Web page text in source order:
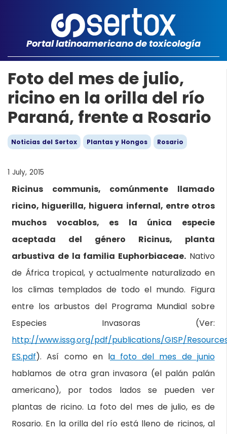
Portal latinoamericano de toxicología
Foto del mes de julio,
ricino en la orilla del río
Paraná, frente a Rosario
Noticias del Sertox Plantas y Hongos Rosario
1 July, 2015
Ricinus communis, comúnmente llamado
ricino, higuerilla, higuera infernal, entre otros
muchos vocablos, es la única especie
aceptada del género Ricinus, planta
arbustiva de la familia Euphorbiaceae. Nativo
de África tropical, y actualmente naturalizado en
los climas templados de todo el mundo. Figura
entre los arbustos del Programa Mundial sobre
Especies Invasoras (Ver:
http://www.issg.org/pdf/publications/GISP/
ES.pdf). Así como en la foto del mes de junio
hablamos de otra gran invasora (el palán palán
americano), por todos lados se pueden ver
plantas de ricino. La foto del mes de julio, es de
Rosario. En la orilla del río está lleno de ricinos, al